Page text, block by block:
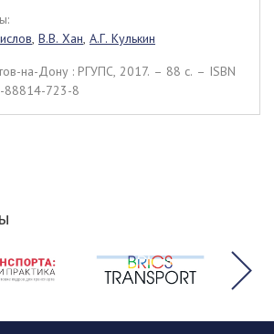
, В.В. Хан, А.Г. Кулькин
на-Дону : РГУПС, 2017. – 88 c. – ISBN
88814-723-8